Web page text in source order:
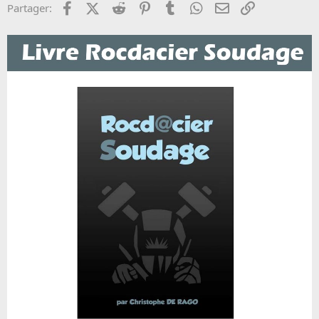
Partager: FacebookX (Twitter)
Reddit PinterestTumblr WhatsApp
Email